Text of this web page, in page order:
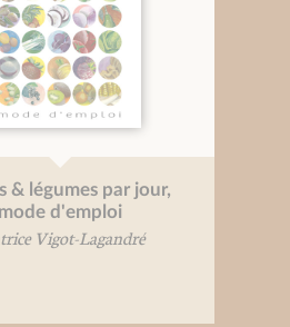
& légumes par jour,
mode d'emploi
Vigot-Lagandré